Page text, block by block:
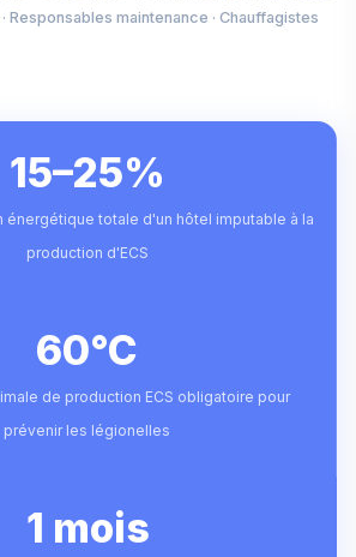
Responsables maintenance · Chauffagistes
15–25%
énergétique totale d'un hôtel imputable à la
production d'ECS
60°C
de production ECS obligatoire pour
prévenir les légionelles
1 mois